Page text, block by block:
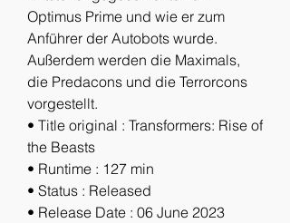
Optimus Prime und wie er zum
Anführer der Autobots wurde.
Außerdem werden die Maximals,
die Predacons und die Terrorcons
vorgestellt.
• Title original : Transformers: Rise of
the Beasts
• Runtime : 127 min
• Status : Released
• Release Date : 06 June 2023